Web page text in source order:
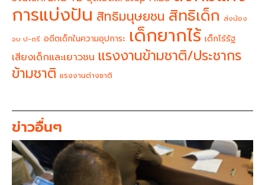
การแบ่งปัน สิทธิมนุษยชน สิทธิเด็ก ส่งน้อง
จบ ป-ตรี อดีตเด็กในความอุปการะ เด็กยากไร้ เด็กไร้รัฐ
เสียงเด็กและเยาวชน แรงงานข้ามชาติ/ประชากร
ข้ามชาติ แรงงานต่างชาติ
ข่าวอื่นๆ